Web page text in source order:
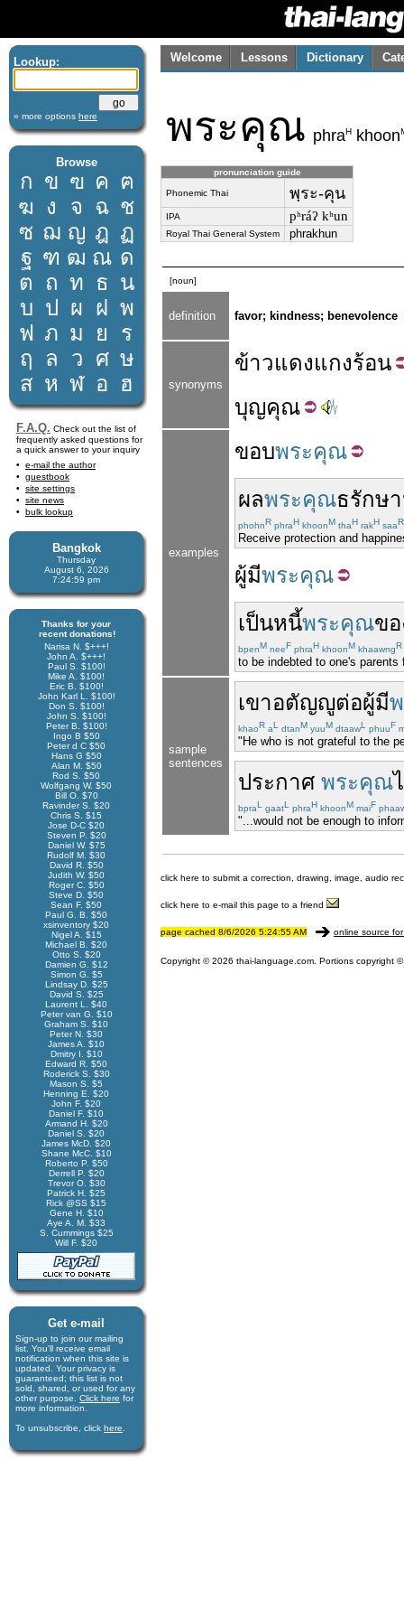
Lookup:
» more options here
Browse
ก ข ฃ ค ฅ
ฆ ง จ ฉ ช
ซ ฌ ญ ฎ ฏ
ฐ ฑ ฒ ณ ด
ต ถ ท ธ น
บ ป ผ ฝ พ
ฟ ภ ม ย
ร
ฤ
ล ว ศ ษ
ส ห ฬ อ ฮ
F.A.Q. Check out the list of
frequently asked questions for
a quick answer to your inquiry
e-mail the author
guestbook
site settings
site news
bulk lookup
Bangkok
Thursday
August 6, 2026
7:24:59 pm
Thanks for your
recent donations!
Narisa N. $+++!
John A. $+++!
Paul S. $100!
Mike A. $100!
Eric B. $100!
John Karl L. $100!
Don S. $100!
John S. $100!
Peter B. $100!
Ingo B $50
Peter d C $50
Hans G $50
Alan M. $50
Rod S. $50
Wolfgang W. $50
Bill O. $70
Ravinder S. $20
Chris S. $15
Jose D-C $20
Steven P. $20
Daniel W. $75
Rudolf M. $30
David R. $50
Judith W. $50
Roger C. $50
Steve D. $50
Sean F. $50
Paul G. B. $50
xsinventory $20
Nigel A. $15
Michael B. $20
Otto S. $20
Damien G. $12
Simon G. $5
Lindsay D. $25
David S. $25
Laurent L. $40
Peter van G. $10
Graham S. $10
Peter N. $30
James A. $10
Dmitry I. $10
Edward R. $50
Roderick S. $30
Mason S. $5
Henning E. $20
John F. $20
Daniel F. $10
Armand H. $20
Daniel S. $20
James McD. $20
Shane McC. $10
Roberto P. $50
Derrell P. $20
Trevor O. $30
Patrick H. $25
Rick @SS $15
Gene H. $10
Aye A. M. $33
S. Cummings $25
Will F. $20
Get e-mail
Sign-up to join our mail­ing
list. You'll receive e­mail
notification when this site is
updated. Your privacy is
guaran­teed; this list is not
sold, shared, or used for any
other purpose. Click here for
more infor­mation.
To unsubscribe, click here
Welcome Lessons Dictionary
พระคุณ phraH khoon
pronunciation guide
Phonemic Thai พฺระ-คุน
IPA pʰráʔ kʰun
Royal Thai General System phrakhun
[noun]
definition favor; kindness; benevolence
synonyms
ข้าวแดงแกงร้อน
บุญคุณ
examples
ขอบพระคุณ
ผลพระคุณธรักษา
phohnR phraH khoonM thaH rakH saaR
Receive protection and
ผู้มีพระคุณ
เป็นหนี้พระคุณข
bpenM neeF phraH khoonM khaawngR
to be indebted to one's parents
sample
sentences
เขาอตัญญูต่อผู้มี
khaoR aL dtanM yuuM dtaawL phuuF
"He who is not grateful to the
ประกาศ พระคุณ
bpraL gaatL phraH khoonM maiF
"...would not be enough to
click here to submit a correction, drawing, image, audio
click here to e-mail this page to a friend
page cached 8/6/2026 5:24:55 AM online source
Copyright © 2026 thai-language.com. Portions copyright